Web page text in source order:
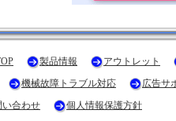
製品情報
アウトレット
機械故障トラブル対応
広告サ
い合わせ 個人情報保護方針